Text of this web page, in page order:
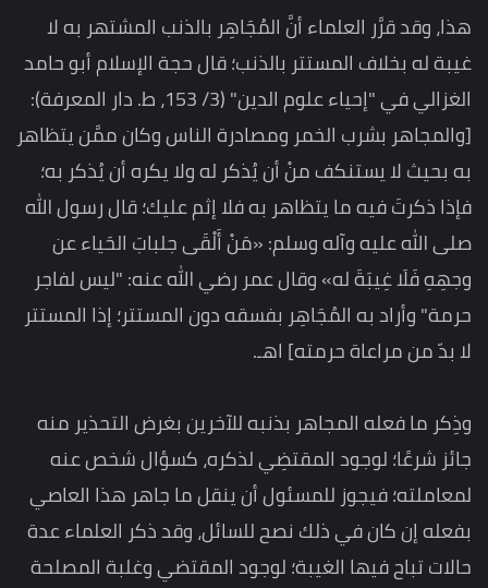
هذا، وقد قرَّر العلماء أنَّ المُجَاهِر بالذنب المشتهر به لا
غيبة له بخلاف المستتر بالذنب؛ قال حجة الإسلام أبو حامد
الغزالي في "إحياء علوم الدين" (3/ 153، ط. دار المعرفة):
[والمجاهر بشرب الخمر ومصادرة الناس وكان ممَّن يتظاهر
به بحيث لا يستنكف منْ أن يُذكر له ولا يكره أن يُذكر به؛
فإذا ذكرتَ فيه ما يتظاهر به فلا إثم عليك؛ قال رسول الله
صلى الله عليه وآله وسلم: «مَنْ أَلْقَى جلبابَ الحَياء عن
وجهِهِ فَلَا غِيبَةَ له» وقال عمر رضي الله عنه: "ليس لفاجر
حرمة" وأراد به المُجَاهِر بفسقه دون المستتر؛ إذا المستتر
لا بدّ من مراعاة حرمته] اهـ.
وذِكر ما فعله المجاهر بذنبه للآخرين بغرض التحذير منه
جائز شرعًا؛ لوجود المقتضِي لذكره، كسؤال شخص عنه
لمعاملته؛ فيجوز للمسئول أن ينقل ما جاهر هذا العاصي
بفعله إن كان في ذلك نصح للسائل، وقد ذكر العلماء عدة
حالات تباح فيها الغيبة؛ لوجود المقتضي وغلبة المصلحة